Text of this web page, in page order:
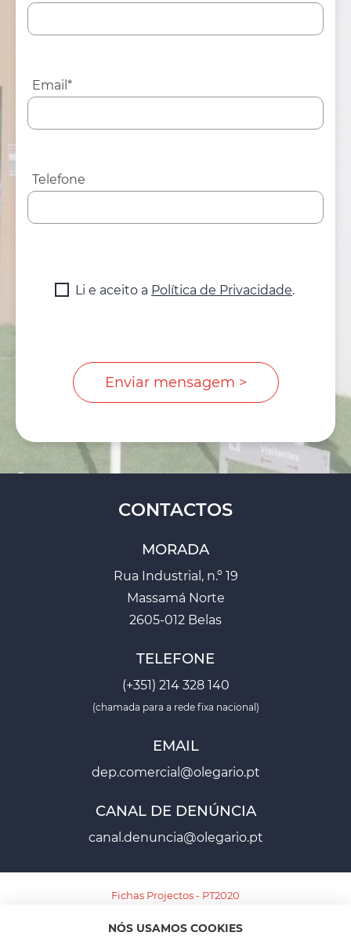
Email*
Telefone
Li e aceito a Política de Privacidade.
CONTACTOS
MORADA
Rua Industrial, n.º 19
Massamá Norte
2605-012 Belas
TELEFONE
(+351) 214 328 140
(chamada para a rede fixa nacional)
EMAIL
dep.comercial@olegario.pt
CANAL DE DENÚNCIA
canal.denuncia@olegario.pt
Fichas Projectos - PT2020
NÓS USAMOS COOKIES